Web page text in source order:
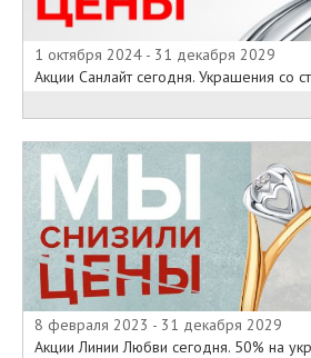
1 октября 2024 - 31 декабря 2029
Акции Санлайт сегодня. Украшения со
8 февраля 2023 - 31 декабря 2029
Акции Линии Любви сегодня. 50% на